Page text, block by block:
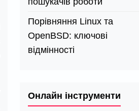
Порівняння Linux та
OpenBSD: ключові
відмінності
Онлайн інструменти